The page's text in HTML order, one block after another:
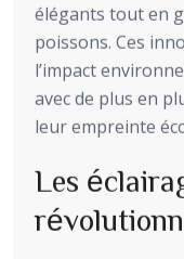
élégants tout en
poissons. Ces
l’impact
avec de plus en
leur empreinte
Les